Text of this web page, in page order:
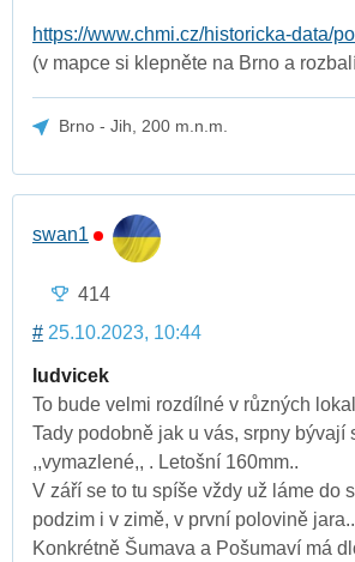
https://www.chmi.cz/historicka-data/
(v mapce si klepněte na Brno a
Brno - Jih, 200 m.n.m.
swan1
414
# 25.10.2023, 10:44
ludvicek
To bude velmi rozdílné v různých
Tady podobně jak u vás, srpny bývají
,,vymazlené,, . Letošní 160mm..
V září se to tu spíše vždy už láme do
podzim i v zimě, v první polovině jara..
Konkrétně Šumava a Pošumaví má